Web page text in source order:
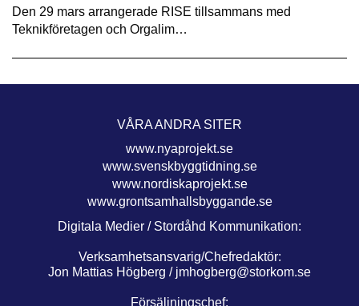
Den 29 mars arrangerade RISE tillsammans med
Teknikföretagen och Orgalim…
VÅRA ANDRA SITER
www.nyaprojekt.se
www.svenskbyggtidning.se
www.nordiskaprojekt.se
www.grontsamhallsbyggande.se
Digitala Medier / Stordåhd Kommunikation:
Verksamhetsansvarig/Chefredaktör:
Jon Mattias Högberg / jmhogberg@storkom.se
Försäljningschef: